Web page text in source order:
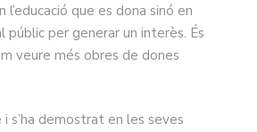
que es dona sinó en
públic per generar un interès. És
veure més obres de dones
s’ha demostrat en les seves